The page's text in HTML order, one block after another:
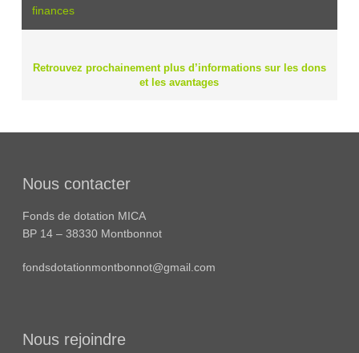
finances
Retrouvez prochainement plus d’informations sur les dons
et les avantages
Nous contacter
Fonds de dotation MICA
BP 14 – 38330 Montbonnot
fondsdotationmontbonnot@gmail.com
Nous rejoindre